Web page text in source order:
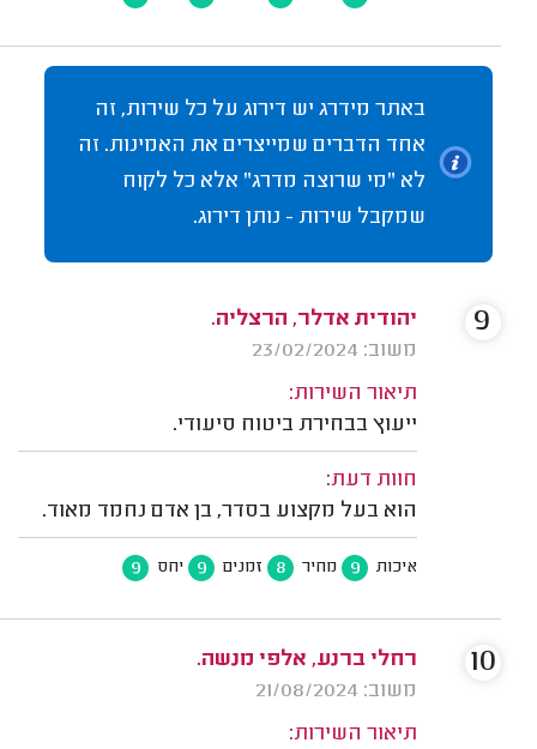
באתר מידרג יש דירוג על כל שירות, זה
אחד הדברים שמייצרים את האמינות. זה
לא "מי שרוצה מדרג" אלא כל לקוח
שמקבל שירות - נותן דירוג.
יהודית אדלר, הרצליה.
משוב: 23/02/2024
תיאור השירות:
ייעוץ בבחירת ביטוח סיעודי.
חוות דעת:
הוא בעל מקצוע בסדר, בן אדם נחמד מאוד.
איכות 9 מחיר 8 זמנים 9 יחס 9
9
רחלי ברנע, אלפי מנשה.
משוב: 21/08/2024
תיאור השירות:
10